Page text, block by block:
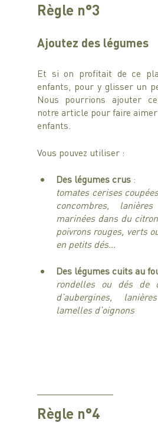
Règle n°3
Ajoutez des légumes
Et si on profitait de ce
enfants, pour y glisser un
Nous pourrions ajouter
notre article pour faire
enfants.
Vous pouvez utiliser :
Des légumes crus :
tomates cerises
concombres,
marinées dans du
poivrons rouges, verts
en petits dés…
Des légumes cuits au
rondelles ou dés de
d’aubergines,
lamelles d’oignons
Règle n°4